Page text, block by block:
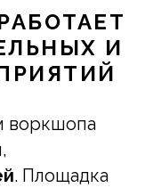
И
воркшопа
. Площадка